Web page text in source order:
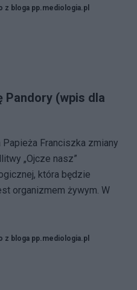
z bloga pp.mediologia.pl
Pandory (wpis dla
Franciszka zmiany
„Ojcze nasz”
która będzie
organizmem żywym. W
z bloga pp.mediologia.pl